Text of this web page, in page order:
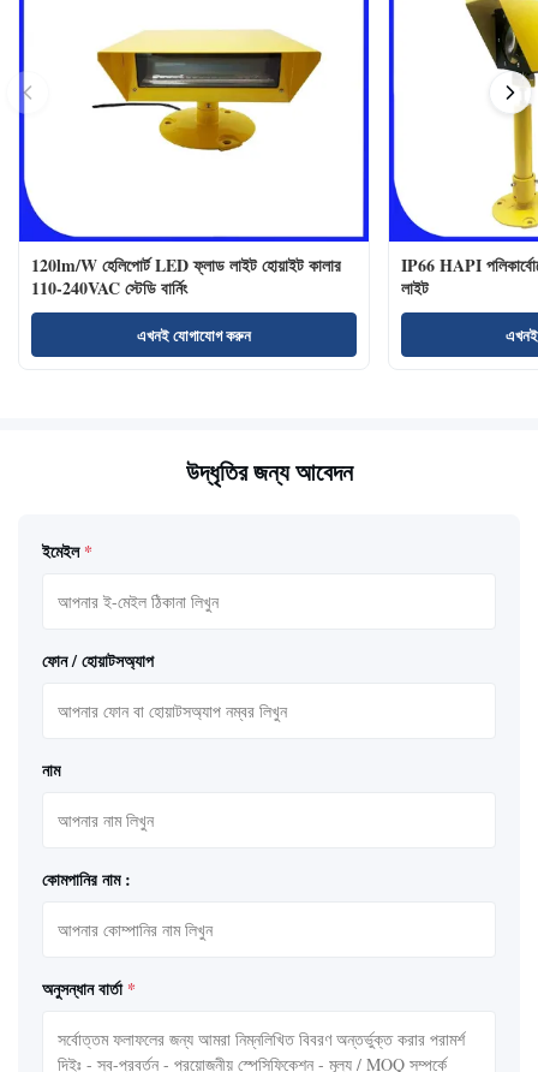
120lm/W হেলিপোর্ট LED ফ্লাড লাইট হোয়াইট কালার
110-240VAC স্টেডি বার্নিং
এখনই যোগাযোগ করুন
IP66 HAPI
লাইট
উদ্ধৃতির জন্য আবেদন
ইমেইল *
ফোন / হোয়াটসঅ্যাপ
নাম
কোমপানির নাম :
অনুসন্ধান বার্তা *